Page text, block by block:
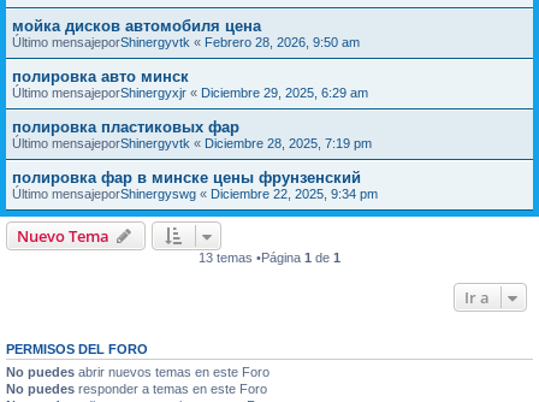
мойка дисков автомобиля цена
Último mensajeporShinergyvtk « Febrero 28, 2026, 9:50 am
полировка авто минск
Último mensajeporShinergyxjr « Diciembre 29, 2025, 6:29 am
полировка пластиковых фар
Último mensajeporShinergyvtk « Diciembre 28, 2025, 7:19 pm
полировка фар в минске цены фрунзенский
Último mensajeporShinergyswg « Diciembre 22, 2025, 9:34 pm
Nuevo Tema
13 temas •Página 1 de 1
Ir a
PERMISOS DEL FORO
No puedes abrir nuevos temas en este Foro
No puedes responder a temas en este Foro